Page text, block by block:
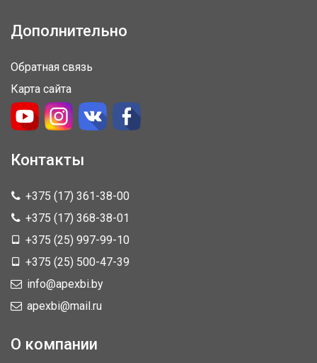
Дополнительно
Обратная связь
Карта сайта
Контакты
+375 (17) 361-38-00
+375 (17) 368-38-01
+375 (25) 997-99-10
+375 (25) 500-47-39
info@apexbi.by
apexbi@mail.ru
О компании